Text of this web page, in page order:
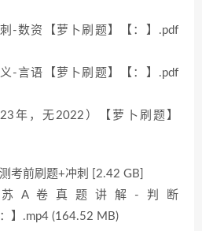
资【萝卜刷题】【：】.pdf
语【萝卜刷题】【：】.pdf
，无2022）【萝卜刷题】
考前刷题+冲刺 [2.42 GB]
A卷真题讲解-判断
：】.mp4 (164.52 MB)